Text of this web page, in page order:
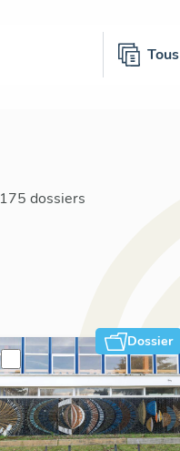
Tous
175 dossiers
Dossier